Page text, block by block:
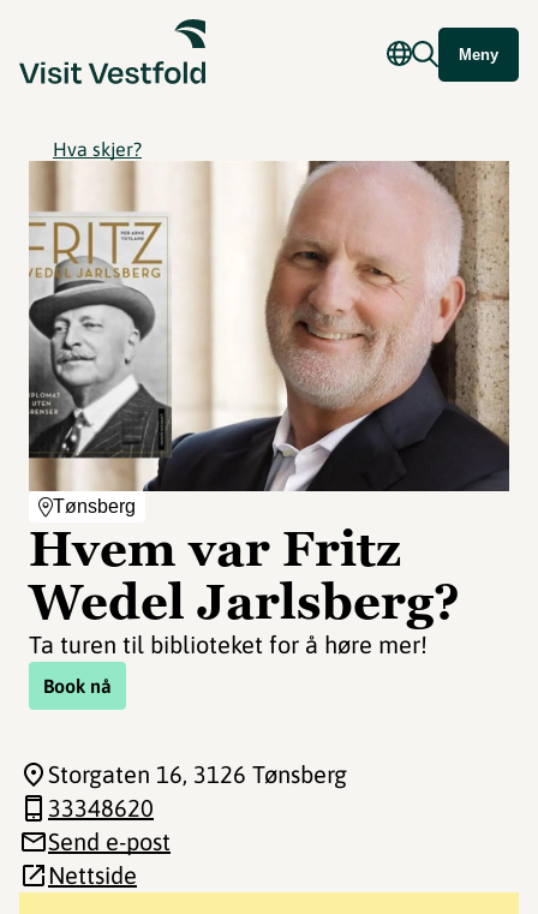
Meny
Hva skjer?
Tønsberg
Hvem var Fritz
Wedel Jarlsberg?
Ta turen til biblioteket for å høre mer!
Book nå
Storgaten 16, 3126 Tønsberg
33348620
Send e-post
Nettside